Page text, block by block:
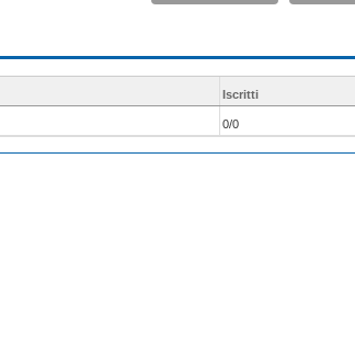
Iscritti
0/0